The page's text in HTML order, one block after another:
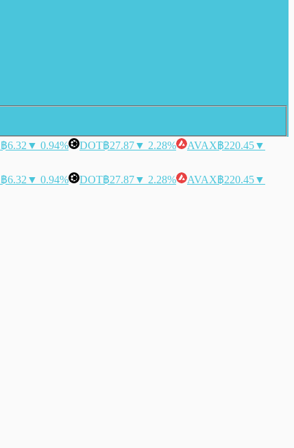
฿6.32 ▼ 0.94% DOT฿27.87▼ 2.28% AVAX฿220.45▼
฿6.32 ▼ 0.94% DOT฿27.87▼ 2.28% AVAX฿220.45▼